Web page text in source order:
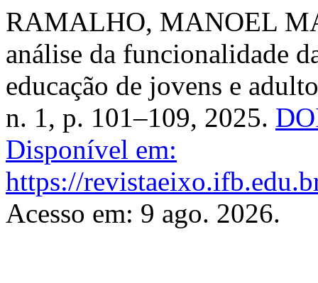
RAMALHO, MANOEL
análise da funcionalidade
educação de jovens e
n. 1, p. 101–109, 2025.
Disponível em:
https://
Acesso em: 9 ago. 2026.